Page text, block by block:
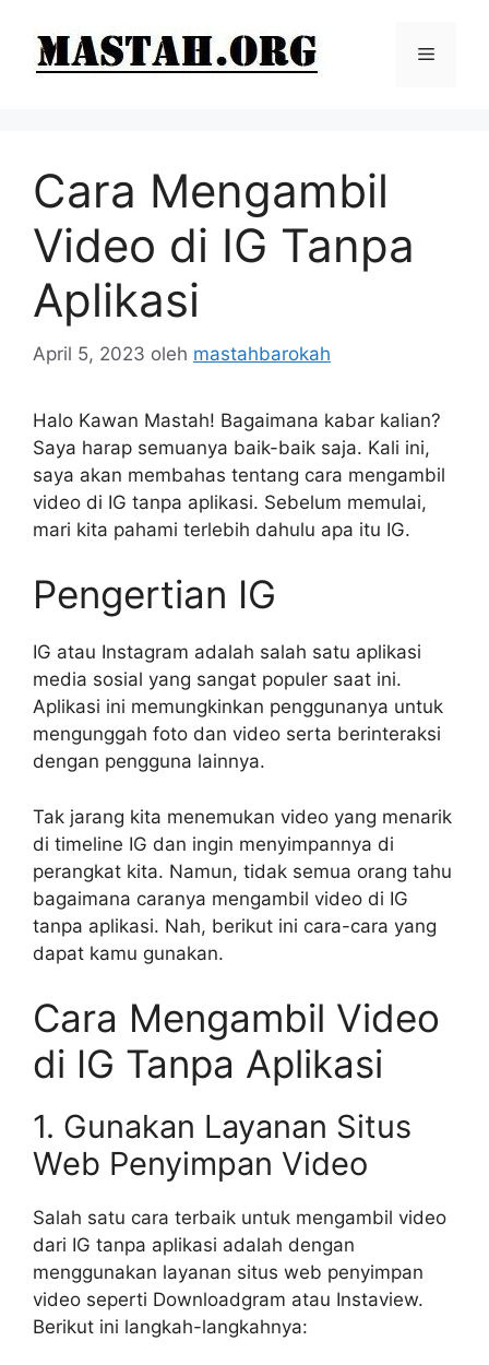
Menu
Cara Mengambil
Video di IG Tanpa
Aplikasi
April 5, 2023 oleh mastahbarokah
Halo Kawan Mastah! Bagaimana kabar kalian?
Saya harap semuanya baik-baik saja. Kali ini,
saya akan membahas tentang cara mengambil
video di IG tanpa aplikasi. Sebelum memulai,
mari kita pahami terlebih dahulu apa itu IG.
Pengertian IG
IG atau Instagram adalah salah satu aplikasi
media sosial yang sangat populer saat ini.
Aplikasi ini memungkinkan penggunanya untuk
mengunggah foto dan video serta berinteraksi
dengan pengguna lainnya.
Tak jarang kita menemukan video yang menarik
di timeline IG dan ingin menyimpannya di
perangkat kita. Namun, tidak semua orang tahu
bagaimana caranya mengambil video di IG
tanpa aplikasi. Nah, berikut ini cara-cara yang
dapat kamu gunakan.
Cara Mengambil Video
di IG Tanpa Aplikasi
1. Gunakan Layanan Situs
Web Penyimpan Video
Salah satu cara terbaik untuk mengambil video
dari IG tanpa aplikasi adalah dengan
menggunakan layanan situs web penyimpan
video seperti Downloadgram atau Instaview.
Berikut ini langkah-langkahnya: